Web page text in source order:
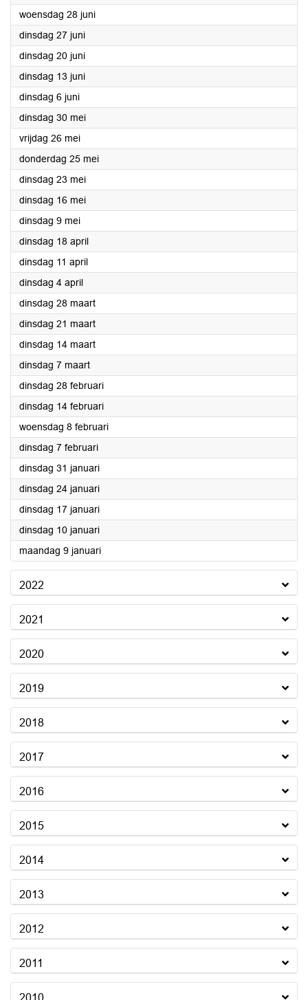
woensdag 28 juni2023
dinsdag 27 juni2023
dinsdag 20 juni2023
dinsdag 13 juni2023
dinsdag 6 juni2023
dinsdag 30 mei2023
vrijdag 26 mei2023
donderdag 25 mei2023
dinsdag 23 mei2023
dinsdag 16 mei2023
dinsdag 9 mei2023
dinsdag 18 april2023
dinsdag 11 april2023
dinsdag 4 april2023
dinsdag 28 maart2023
dinsdag 21 maart2023
dinsdag 14 maart2023
dinsdag 7 maart2023
dinsdag 28 februari2023
dinsdag 14 februari2023
woensdag 8 februari2023
dinsdag 7 februari2023
dinsdag 31 januari2023
dinsdag 24 januari2023
dinsdag 17 januari2023
dinsdag 10 januari2023
maandag 9 januari2023
2022
2021
2020
2019
2018
2017
2016
2015
2014
2013
2012
2011
2010